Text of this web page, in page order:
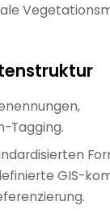
Tagging.
GIS-